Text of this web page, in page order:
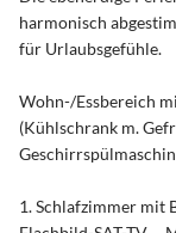
harmonisch
für Urlaubsgefühle.
Wohn-/Essbereich
(Kühlschrank m.
1. Schlafzimmer mit